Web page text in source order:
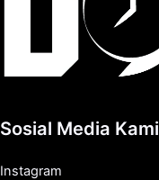
Sosial Media Kami
Instagram